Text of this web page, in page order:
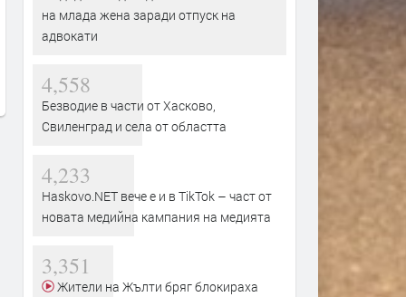
„Димитровград“ със загуба на
старта на сезона
БАБХ иззе близо 800 кг
лой без документи от
на млада жена заради отпуск на
адвокати
4,558
Безводие в части от Хасково,
Свиленград и села от областта
4,233
Haskovo.NET вече е и в TikTok – част от
новата медийна кампания на медията
3,351
Жители на Жълти бряг блокираха